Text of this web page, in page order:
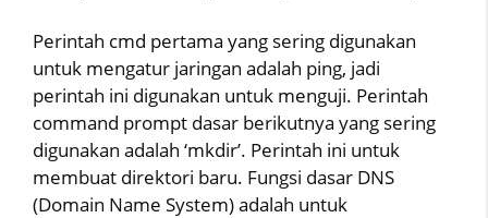
Perintah cmd pertama yang sering digunakan
untuk mengatur jaringan adalah ping, jadi
perintah ini digunakan untuk menguji. Perintah
command prompt dasar berikutnya yang sering
digunakan adalah ‘mkdir’. Perintah ini untuk
membuat direktori baru. Fungsi dasar DNS
(Domain Name System) adalah untuk